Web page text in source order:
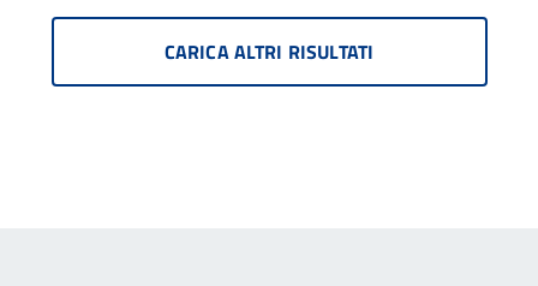
CARICA ALTRI RISULTATI